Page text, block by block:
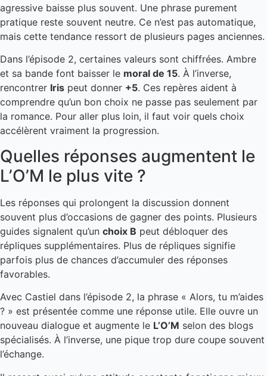
agressive baisse plus souvent. Une phrase purement
pratique reste souvent neutre. Ce n’est pas automatique,
mais cette tendance ressort de plusieurs pages anciennes.
Dans l’épisode 2, certaines valeurs sont chiffrées. Ambre
et sa bande font baisser le moral de 15. À l’inverse,
rencontrer Iris peut donner +5. Ces repères aident à
comprendre qu’un bon choix ne passe pas seulement par
la romance. Pour aller plus loin, il faut voir quels choix
accélèrent vraiment la progression.
Quelles réponses augmentent le
L’O’M le plus vite ?
Les réponses qui prolongent la discussion donnent
souvent plus d’occasions de gagner des points. Plusieurs
guides signalent qu’un choix B peut débloquer des
répliques supplémentaires. Plus de répliques signifie
parfois plus de chances d’accumuler des réponses
favorables.
Avec Castiel dans l’épisode 2, la phrase « Alors, tu m’aides
? » est présentée comme une réponse utile. Elle ouvre un
nouveau dialogue et augmente le L’O’M selon des blogs
spécialisés. À l’inverse, une pique trop dure coupe souvent
l’échange.